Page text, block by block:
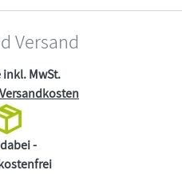
Versand
inkl. MwSt.
Versandkosten
-